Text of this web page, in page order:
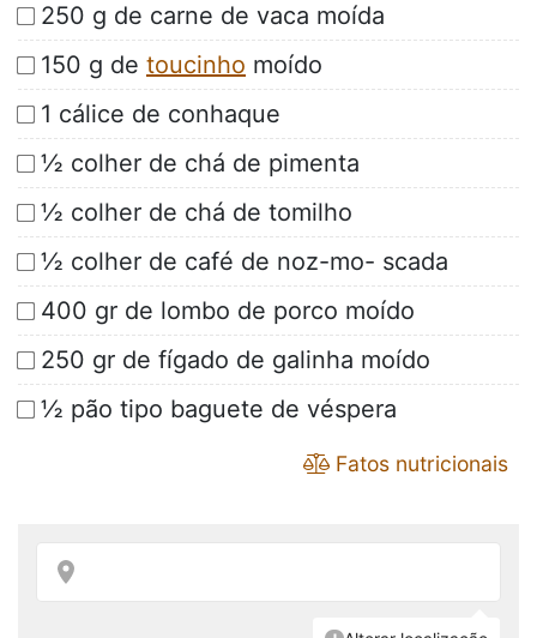
250 g de carne de vaca moída
150 g de toucinho moído
1 cálice de conhaque
½ colher de chá de pimenta
½ colher de chá de tomilho
½ colher de café de noz-mo- scada
400 gr de lombo de porco moído
250 gr de fígado de galinha moído
½ pão tipo baguete de véspera
Fatos nutricionais